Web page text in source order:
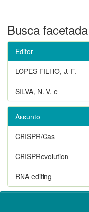
Busca facetada
Editor
LOPES FILHO, J. F.
SILVA, N. V. e
Assunto
CRISPR/Cas
CRISPRevolution
RNA editing